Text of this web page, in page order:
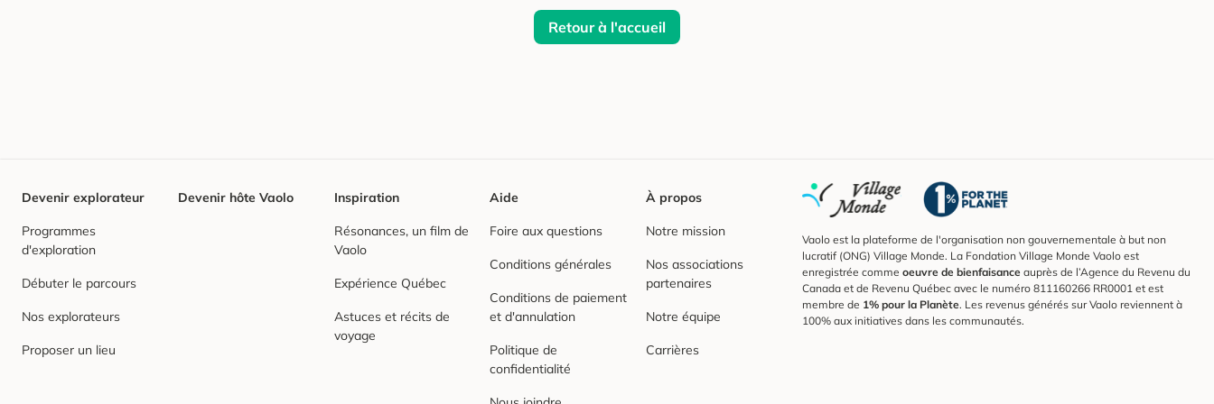
Retour à l'accueil
Devenir explorateur
Programmes
d'exploration
Débuter le parcours
Nos explorateurs
Proposer un lieu
Devenir hôte Vaolo Inspiration
Résonances, un film de
Vaolo
Expérience Québec
Astuces et récits de
voyage
Aide
Foire aux questions
Conditions générales
Conditions de paiement
et d'annulation
Politique de
confidentialité
À propos
Notre mission
Nos associations
partenaires
Notre équipe
Carrières
Vaolo est la plateforme de l'organisation non gouvernementale à but non
lucratif (ONG) Village Monde. La Fondation Village Monde Vaolo est
enregistrée comme oeuvre de bienfaisance auprès de l’Agence du Revenu du
Canada et de Revenu Québec avec le numéro 811160266 RR0001 et est
membre de 1% pour la Planète. Les revenus générés sur Vaolo reviennent à
100% aux initiatives dans les communautés.